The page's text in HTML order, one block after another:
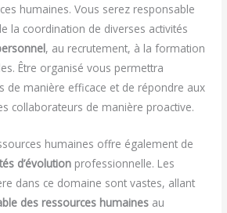
humaines. Vous serez responsable
la coordination de diverses activités
, au recrutement, à la formation
Être organisé vous permettra
de manière efficace et de répondre aux
collaborateurs de manière proactive.
humaines offre également de
d’évolution professionnelle. Les
dans ce domaine sont vastes, allant
des ressources humaines au